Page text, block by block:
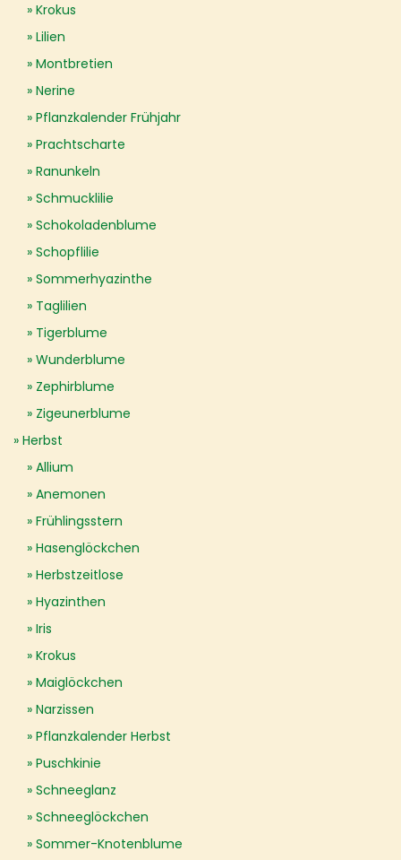
Krokus
Lilien
Montbretien
Nerine
Pflanzkalender Frühjahr
Prachtscharte
Ranunkeln
Schmucklilie
Schokoladenblume
Schopflilie
Sommerhyazinthe
Taglilien
Tigerblume
Wunderblume
Zephirblume
Zigeunerblume
Herbst
Allium
Anemonen
Frühlingsstern
Hasenglöckchen
Herbstzeitlose
Hyazinthen
Iris
Krokus
Maiglöckchen
Narzissen
Pflanzkalender Herbst
Puschkinie
Schneeglanz
Schneeglöckchen
Sommer-Knotenblume